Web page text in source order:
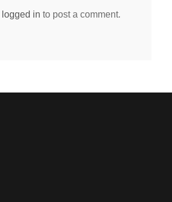
logged in to post a comment.